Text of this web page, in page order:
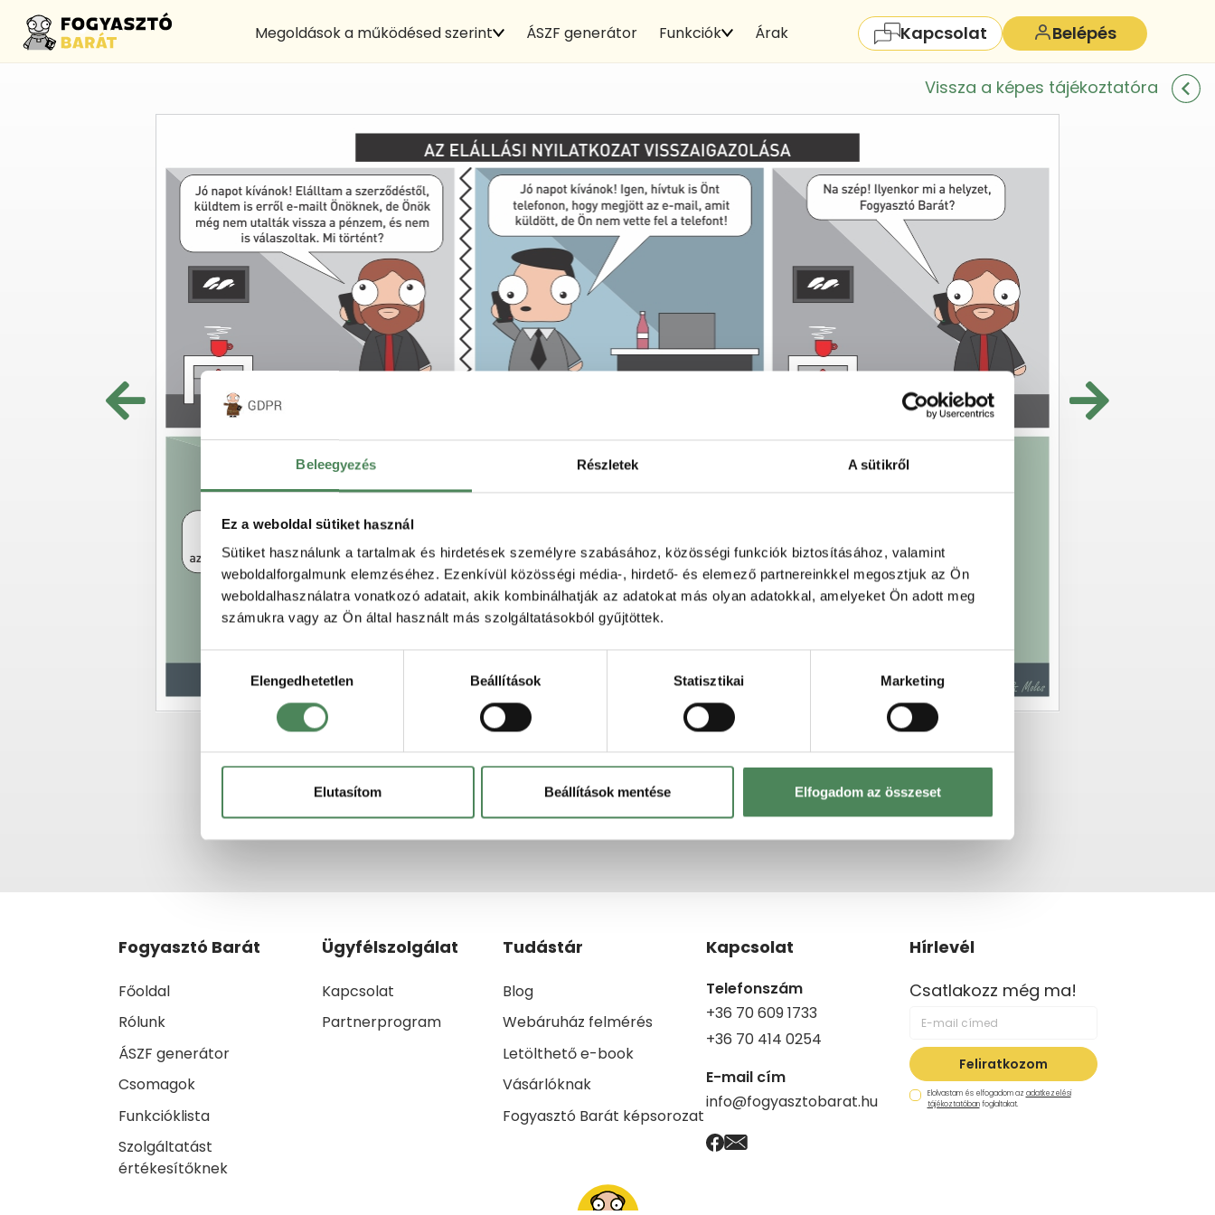
Beleegyezés Részletek A sütikről
Ez a weboldal sütiket használ
Sütiket használunk a tartalmak és hirdetések személyre szabásához, közösségi funkciók biztosításához, valamint
weboldalforgalmunk elemzéséhez. Ezenkívül közösségi média-, hirdető- és elemező partnereinkkel megosztjuk az Ön
weboldalhasználatra vonatkozó adatait, akik kombinálhatják az adatokat más olyan adatokkal, amelyeket Ön adott meg
számukra vagy az Ön által használt más szolgáltatásokból gyűjtöttek.
Hozzájárulás
kiválasztásaElengedhetetlen Beállítások Statisztikai Marketing
Elutasítom Beállítások mentése Elfogadom az összeset
Megoldások a működésed szerint ÁSZF generátor Funkciók Árak Kapcsolat Belépés
Vissza a képes tájékoztatóra
Az elállási nyilatkozat visszaigazolása
Az eladó vállalkozás internetes honlapján is biztosíthatja a fogyasztó számára az
elállási jog gyakorlását. Ebben az esetben a vállalkozás tartós adathordozón
További információért kattints a képre!
Fogyasztó Barát
Főoldal
Rólunk
ÁSZF generátor
Csomagok
Funkcióklista
Szolgáltatást
értékesítőknek
Ügyfélszolgálat
Kapcsolat
Partnerprogram
Tudástár
Blog
Webáruház felmérés
Letölthető e-book
Vásárlóknak
Fogyasztó Barát képsorozat
Kapcsolat
Telefonszám
+36 70 609 1733
+36 70 414 0254
E-mail cím
info@fogyasztobarat.hu
Hírlevél
Csatlakozz még ma!
Feliratkozom
Elolvastam és elfogadom az adatkezelési
tájékoztatóbanfoglaltakat.